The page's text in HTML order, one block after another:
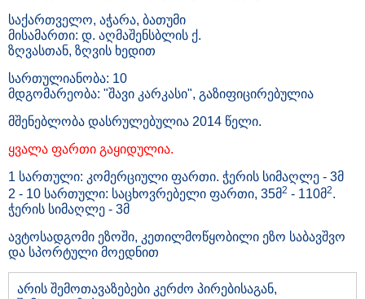
საქართველო, აჭარა, ბათუმი
მისამართი: დ. აღმაშენსბლის ქ.
ზღვასთან, ზღვის ხედით
სართულიანობა: 10
მდგომარეობა: "შავი კარკასი", გაზიფიცირებულია
მშენებლობა დასრულებულია 2014 წელი.
ყვალა ფართი გაყიდულია.
1 სართული: კომერციული ფართი. ჭერის სიმაღლე - 3მ
2 - 10 სართული: საცხოვრებელი ფართი, 35მ2 - 110მ2.
ჭერის სიმაღლე - 3მ
ავტოსადგომი ეზოში, კეთილმოწყობილი ეზო საბავშვო
და სპორტული მოედნით
არის შემოთავაზებები კერძო პირებისაგან,